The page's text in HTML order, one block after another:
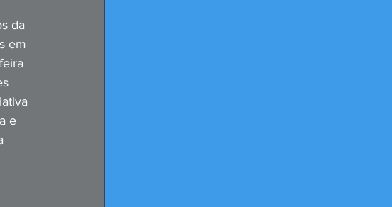
da
em
e